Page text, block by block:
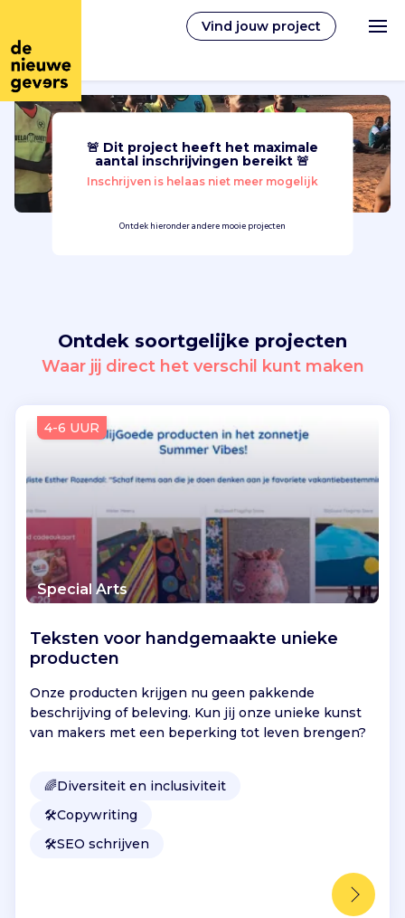
Vind jouw project
Nederlands
Vrijwilligerswerk
Vind jouw project
Inloggen
🚨 Dit project heeft het maximale
aantal inschrijvingen bereikt 🚨
Inschrijven is helaas niet meer mogelijk
Ontdek hieronder andere mooie projecten
Ontdek soortgelijke projecten
Waar jij direct het verschil kunt maken
4-6 UUR
Special Arts
Teksten voor handgemaakte unieke
producten
Onze producten krijgen nu geen pakkende
beschrijving of beleving. Kun jij onze unieke kunst
van makers met een beperking tot leven brengen?
🌈Diversiteit en inclusiviteit
🛠️Copywriting
🛠️SEO schrijven